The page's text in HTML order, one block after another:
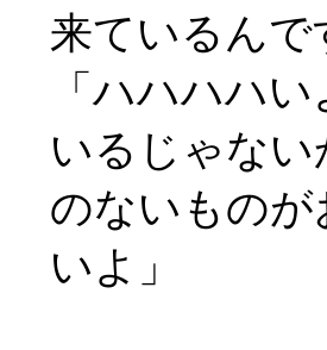
来ているん
「ハハハハ
いるじゃな
のないもの
いよ」